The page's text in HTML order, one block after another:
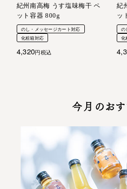
紀州南高梅 うす塩味梅干 ペ
ット容器 800g
のし・メッセージカート対応
化粧箱対応
4,320 税込
紀
ッ
の
化
今月のおす